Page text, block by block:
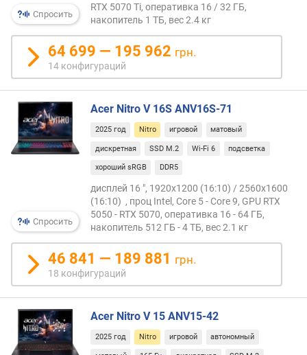
к
р
а
н
а
(
ч
а
а
с
м
е
н
ы
к
а
д
Спросить
RTX 5070 Ti, оперативка 16 / 32 ГБ,
накопитель 1 ТБ, вес 2.4 кг
64 699 — 195 962 грн.
14 конфигураций
Спросить
Acer Nitro V 16S ANV16S-71
2025 год Nitro игровой матовый
дискретная SSD M.2 Wi-Fi 6 подсветка
хороший sRGB DDR5
дисплей 16 ", 1920x1200 (16:10) / 2560x1600
(16:10) , проц Intel, Core 5 - Core 9, GPU RTX
5050 - RTX 5070, оперативка 16 - 64 ГБ,
накопитель 512 ГБ - 4 ТБ, вес 2.1 кг
46 841 — 189 881 грн.
18 конфигураций
Acer Nitro V 15 ANV15-42
2025 год Nitro игровой автономный